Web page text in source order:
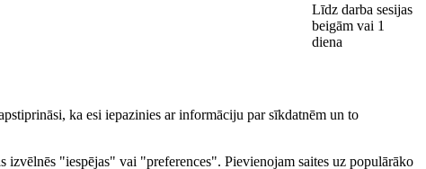
Līdz darba sesijas
beigām vai 1
diena
ka esi iepazinies ar informāciju par sīkdatnēm un to
izvēlnēs "iespējas" vai "preferences". Pievienojam saites uz populārāko